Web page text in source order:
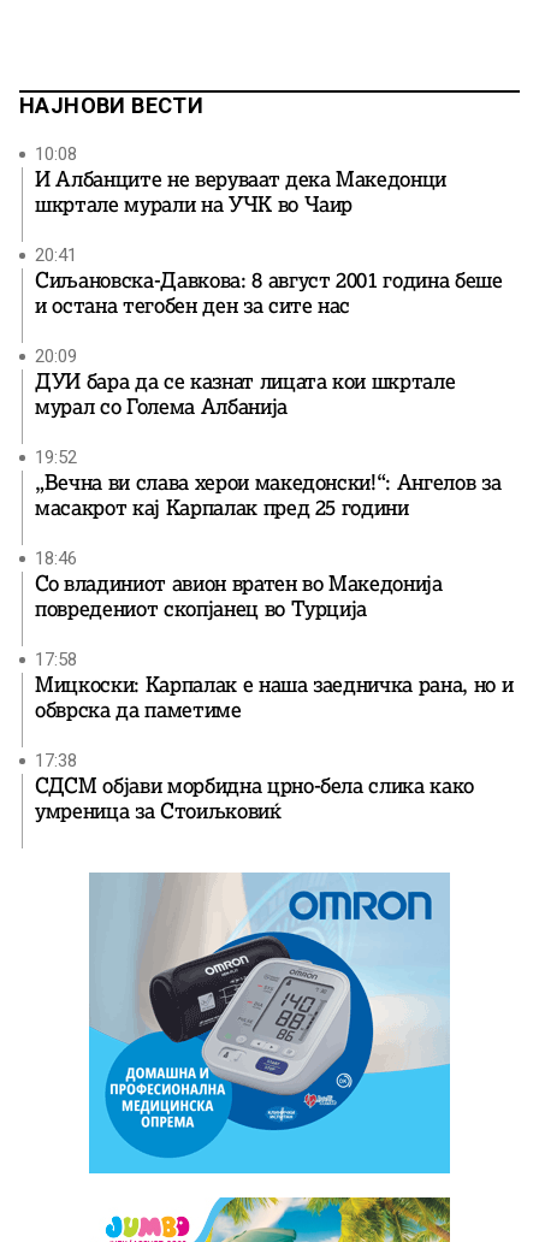
НАЈНОВИ ВЕСТИ
10:08
И Албанците не веруваат дека Македонци
шкртале мурали на УЧК во Чаир
20:41
Сиљановска-Давкова: 8 август 2001 година беше
и остана тегобен ден за сите нас
20:09
ДУИ бара да се казнат лицата кои шкртале
мурал со Голема Албанија
19:52
„Вечна ви слава херои македонски!“: Ангелов за
масакрот кај Карпалак пред 25 години
18:46
Со владиниот авион вратен во Македонија
повредениот скопјанец во Турција
17:58
Мицкоски: Карпалак е наша заедничка рана, но и
обврска да паметиме
17:38
СДСМ објави морбидна црно-бела слика како
умреница за Стоиљковиќ